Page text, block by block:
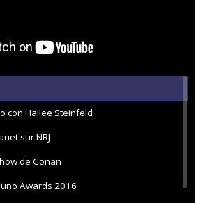
con Hailee Steinfeld
sur NRJ
de Conan
Awards 2016